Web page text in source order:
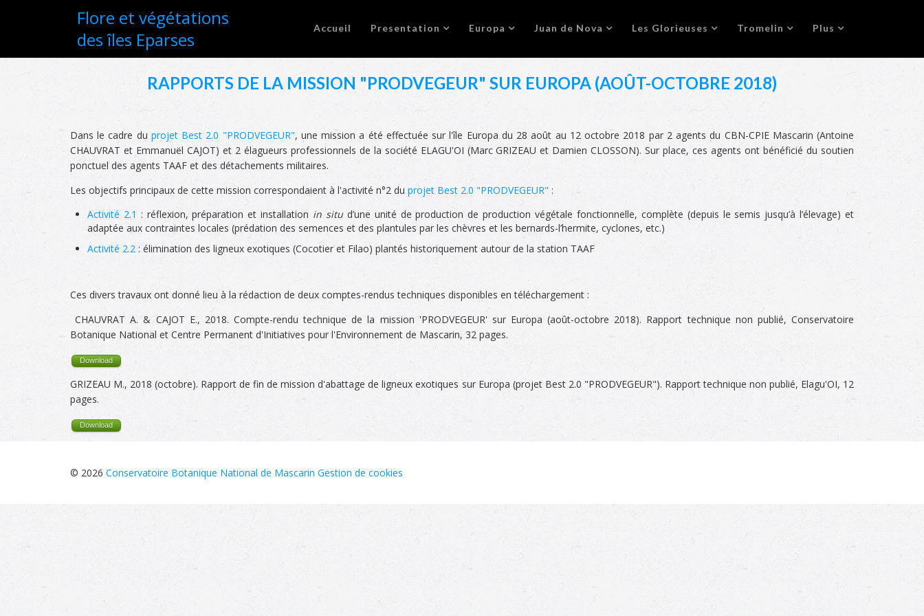
Flore et végétations
des îles Eparses
Accueil Presentation Europa Juan de Nova Les Glorieuses Tromelin Plus
RAPPORTS DE LA MISSION "PRODVEGEUR" SUR EUROPA (AOÛT-OCTOBRE 2018)
Dans le cadre du projet Best 2.0 "PRODVEGEUR", une mission a été effectuée sur l'île Europa du 28 août au 12 octobre 2018 par 2 agents du CBN-CPIE Mascarin (Antoine
CHAUVRAT et Emmanuël CAJOT) et 2 élagueurs professionnels de la société ELAGU'OI (Marc GRIZEAU et Damien CLOSSON). Sur place, ces agents ont bénéficié du soutien
ponctuel des agents TAAF et des détachements militaires.
Les objectifs principaux de cette mission correspondaient à l'activité n°2 du projet Best 2.0 "PRODVEGEUR" :
Activité 2.1 : réflexion, préparation et installation in situd’une unité de production de production végétale fonctionnelle, complète (depuis le semis jusqu’à l’élevage) et
adaptée aux contraintes locales (prédation des semences et des plantules par les chèvres et les bernards-l’hermite, cyclones, etc.)
Activité 2.2 : élimination des ligneux exotiques (Cocotier et Filao) plantés historiquement autour de la station TAAF
Ces divers travaux ont donné lieu à la rédaction de deux comptes-rendus techniques disponibles en téléchargement :
CHAUVRAT A. & CAJOT E., 2018. Compte-rendu technique de la mission 'PRODVEGEUR' sur Europa (août-octobre 2018). Rapport technique non publié, Conservatoire
Botanique National et Centre Permanent d'Initiatives pour l'Environnement de Mascarin, 32 pages.
Download
GRIZEAU M., 2018 (octobre). Rapport de fin de mission d'abattage de ligneux exotiques sur Europa (projet Best 2.0 "PRODVEGEUR"). Rapport technique non publié, Elagu'OI, 12
pages.
Download
© 2026 Conservatoire Botanique National de Mascarin Gestion de cookies